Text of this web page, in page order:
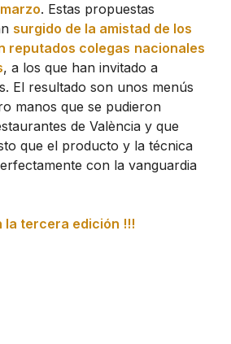
. Estas propuestas
surgido de la amistad de los
reputados colegas nacionales
, a los que han invitado a
El resultado son unos menús
manos que se pudieron
de València y que
que el producto y la técnica
con la vanguardia
la tercera edición !!!